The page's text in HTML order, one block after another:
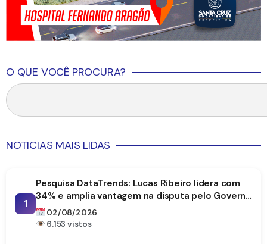
O QUE VOCÊ PROCURA?
NOTICIAS MAIS LIDAS
1
Pesquisa DataTrends: Lucas Ribeiro lidera com
34% e amplia vantagem na disputa pelo Governo
da Paraíba
02/08/2026
6.153 vistos